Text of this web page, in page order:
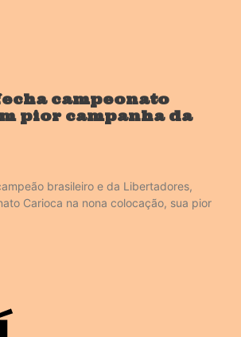
campeonato
pior campanha da
brasileiro e da Libertadores,
Carioca na nona colocação, sua pior